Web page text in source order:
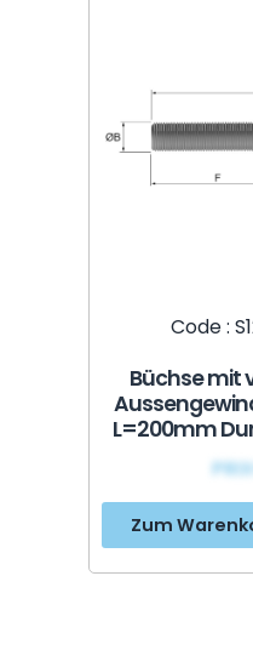
Code :
Büchse mit
L=200mm
Zum